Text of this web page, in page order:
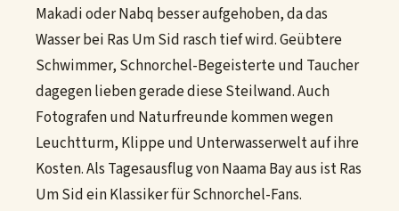
Makadi oder Nabq besser aufgehoben, da das
Wasser bei Ras Um Sid rasch tief wird. Geübtere
Schwimmer, Schnorchel-Begeisterte und Taucher
dagegen lieben gerade diese Steilwand. Auch
Fotografen und Naturfreunde kommen wegen
Leuchtturm, Klippe und Unterwasserwelt auf ihre
Kosten. Als Tagesausflug von Naama Bay aus ist Ras
Um Sid ein Klassiker für Schnorchel-Fans.